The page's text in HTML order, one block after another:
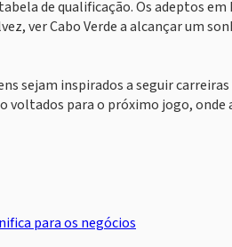
de qualificação. Os adeptos em
ver Cabo Verde a alcançar um
sejam inspirados a seguir
voltados para o próximo jogo, onde
para os negócios